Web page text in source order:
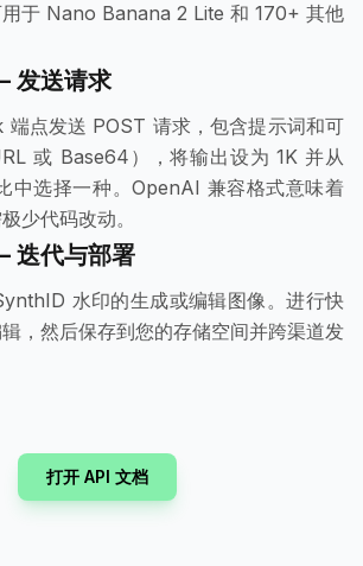
于 Nano Banana 2 Lite 和 170+ 其他
发送请求
端点发送 POST 请求，包含提示词和可
或 Base64），将输出设为 1K 并从
中选择一种。OpenAI 兼容格式意味着
少代码改动。
迭代与部署
水印的生成或编辑图像。进行快
，然后保存到您的存储空间并跨渠道发
打开 API 文档